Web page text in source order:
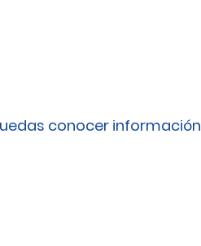
conocer información